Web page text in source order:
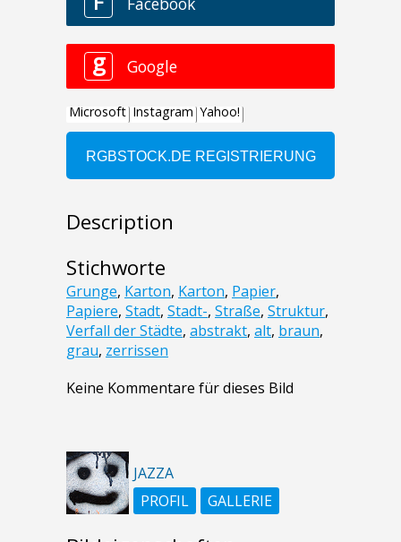
Description
Stichworte
Grunge, Karton, Karton, Papier,
Papiere, Stadt, Stadt-, Straße, Struktur,
Verfall der Städte, abstrakt, alt, braun,
grau, zerrissen
Keine Kommentare für dieses Bild
JAZZA
PROFIL
GALLERIE